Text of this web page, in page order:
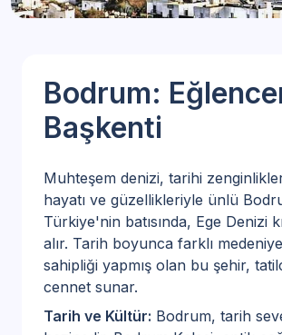
Bodrum:
Başkenti
Muhteşem denizi, tarihi
hayatı ve güzellikleriyle ünlü
Türkiye'nin batısında, Ege Denizi
alır. Tarih boyunca farklı
sahipliği yapmış olan bu şehir,
cennet sunar.
Tarih ve Kültür: Bodrum, tarih